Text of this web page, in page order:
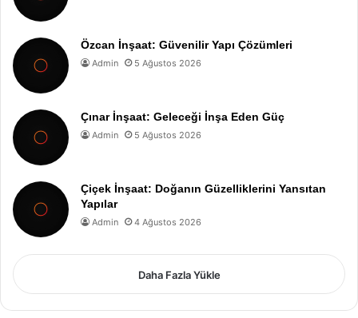
Özcan İnşaat: Güvenilir Yapı Çözümleri
Admin 5 Ağustos 2026
Çınar İnşaat: Geleceği İnşa Eden Güç
Admin 5 Ağustos 2026
Çiçek İnşaat: Doğanın Güzelliklerini Yansıtan
Yapılar
Admin 4 Ağustos 2026
Daha Fazla Yükle